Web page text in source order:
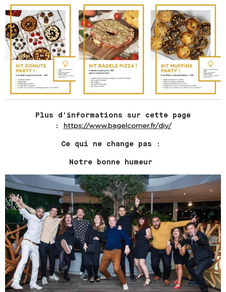
Plus d’informations sur cette page
:
https://www.bagelcorner.fr/diy/
Ce qui ne change pas :
Notre bonne humeur